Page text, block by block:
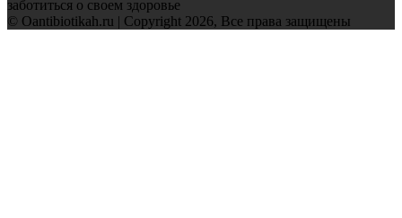
заботиться о своем здоровье
© Oantibiotikah.ru | Copyright 2026, Все права защищены